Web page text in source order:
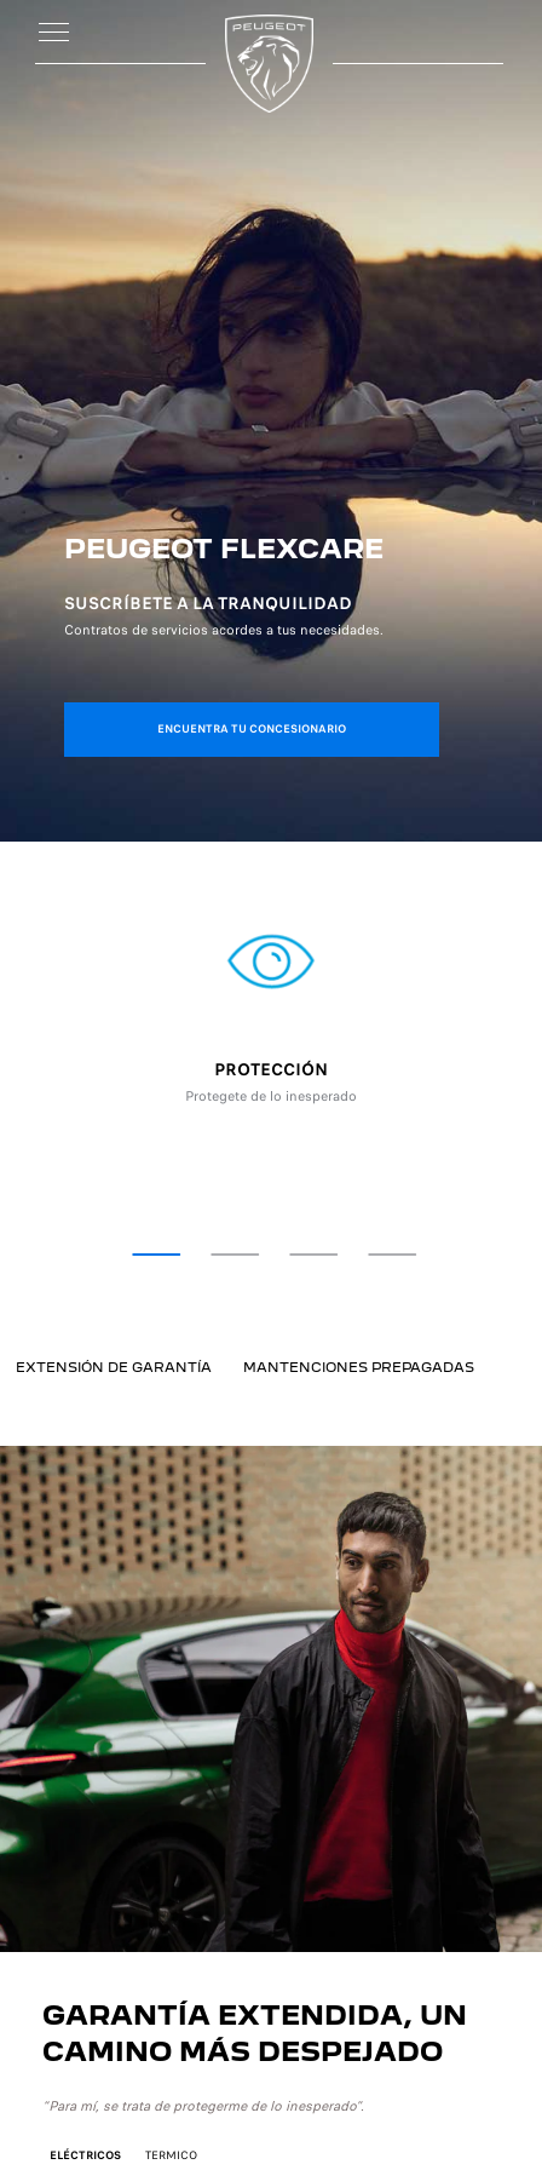
PEUGEOT FLEXCARE
SUSCRÍBETE A LA TRANQUILIDAD
Contratos de servicios acordes a tus necesidades.
ENCUENTRA TU CONCESIONARIO
PROTECCIÓN
Protegete de lo inesperado
EXTENSIÓN DE GARANTÍA MANTENCIONES PREPAGADAS
GARANTÍA EXTENDIDA, UN
CAMINO MÁS DESPEJADO
“Para mí, se trata de protegerme de lo inesperado”.
ELÉCTRICOS TERMICO